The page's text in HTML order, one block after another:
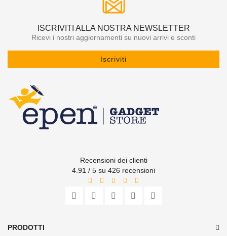
ISCRIVITI ALLA NOSTRA NEWSLETTER
Ricevi i nostri aggiornamenti su nuovi arrivi e sconti
Iscriviti
Recensioni dei clienti
4.91 / 5 su 426 recensioni
PRODOTTI